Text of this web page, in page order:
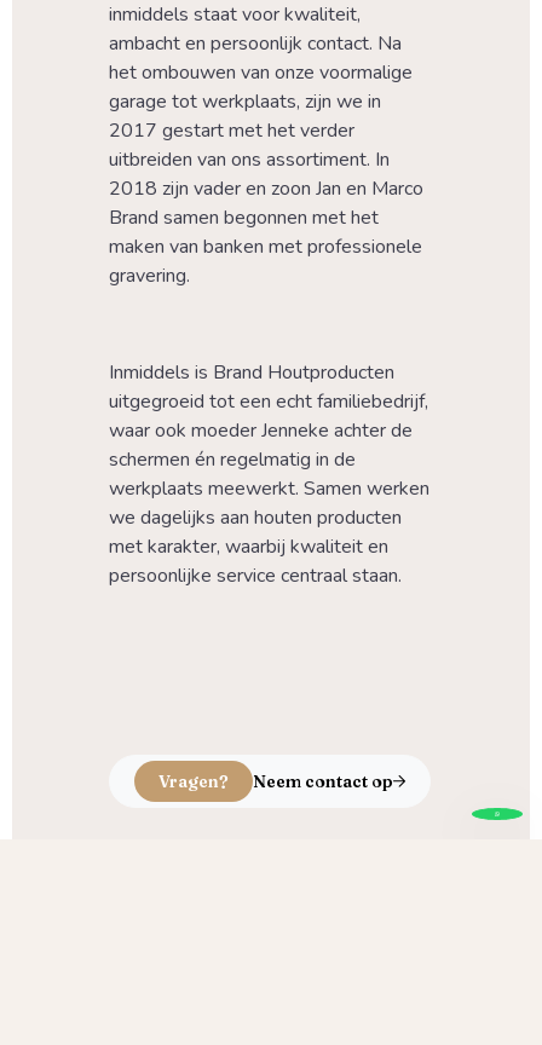
inmiddels staat voor kwaliteit,
ambacht en persoonlijk contact. Na
het ombouwen van onze voormalige
garage tot werkplaats, zijn we in
2017 gestart met het verder
uitbreiden van ons assortiment. In
2018 zijn vader en zoon Jan en Marco
Brand samen begonnen met het
maken van banken met professionele
gravering.
Inmiddels is Brand Houtproducten
uitgegroeid tot een echt familiebedrijf,
waar ook moeder Jenneke achter de
schermen én regelmatig in de
werkplaats meewerkt. Samen werken
we dagelijks aan houten producten
met karakter, waarbij kwaliteit en
persoonlijke service centraal staan.
Vragen? Neem contact op